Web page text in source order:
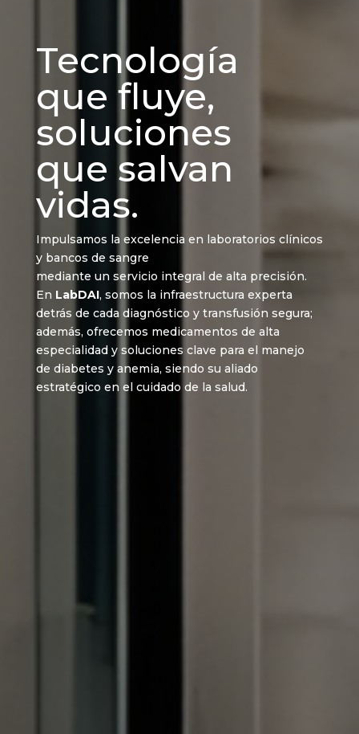
Tecnología
que fluye,
soluciones
que salvan
vidas.
Impulsamos la excelencia en laboratorios clínicos
y bancos de sangre
mediante un servicio integral de alta precisión.
En LabDAI, somos la infraestructura experta
detrás de cada diagnóstico y transfusión segura;
además, ofrecemos medicamentos de alta
especialidad y soluciones clave para el manejo
de diabetes y anemia, siendo su aliado
estratégico en el cuidado de la salud.